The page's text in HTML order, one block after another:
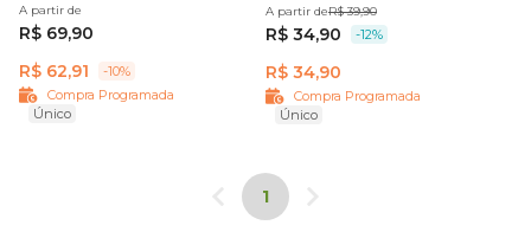
A partir de
R$ 69,90
R$ 62,91
-10%
Compra Programada
Único
A partir deR$ 39,90
R$ 34,90 -12%
R$ 34,90
Compra Programada
Único
1